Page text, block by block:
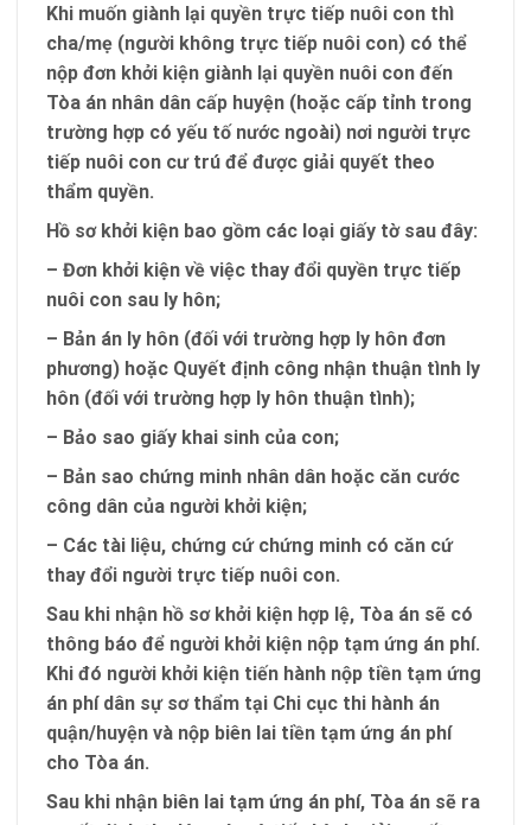
Khi muốn giành lại quyền trực tiếp nuôi con thì
cha/mẹ (người không trực tiếp nuôi con) có thể
nộp đơn khởi kiện giành lại quyền nuôi con đến
Tòa án nhân dân cấp huyện (hoặc cấp tỉnh trong
trường hợp có yếu tố nước ngoài) nơi người trực
tiếp nuôi con cư trú để được giải quyết theo
thẩm quyền.
Hồ sơ khởi kiện bao gồm các loại giấy tờ sau đây:
– Đơn khởi kiện về việc thay đổi quyền trực tiếp
nuôi con sau ly hôn;
– Bản án ly hôn (đối với trường hợp ly hôn đơn
phương) hoặc Quyết định công nhận thuận tình ly
hôn (đối với trường hợp ly hôn thuận tình);
– Bảo sao giấy khai sinh của con;
– Bản sao chứng minh nhân dân hoặc căn cước
công dân của người khởi kiện;
– Các tài liệu, chứng cứ chứng minh có căn cứ
thay đổi người trực tiếp nuôi con.
Sau khi nhận hồ sơ khởi kiện hợp lệ, Tòa án sẽ có
thông báo để người khởi kiện nộp tạm ứng án phí.
Khi đó người khởi kiện tiến hành nộp tiền tạm ứng
án phí dân sự sơ thẩm tại Chi cục thi hành án
quận/huyện và nộp biên lai tiền tạm ứng án phí
cho Tòa án.
Sau khi nhận biên lai tạm ứng án phí, Tòa án sẽ ra